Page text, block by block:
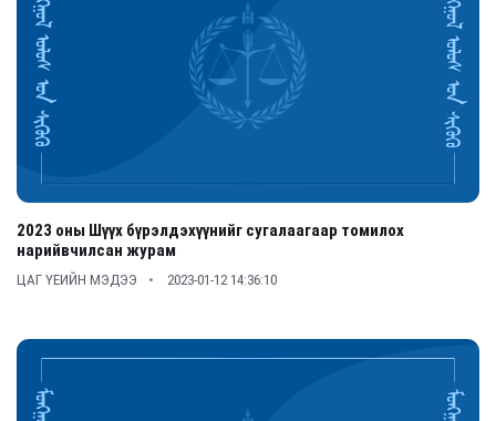
2023 оны Шүүх бүрэлдэхүүнийг сугалаагаар томилох
нарийвчилсан журам
ЦАГ ҮЕИЙН МЭДЭЭ 2023-01-12 14:36:10